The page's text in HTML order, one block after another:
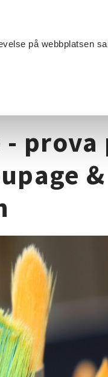
på webbplatsen
prova